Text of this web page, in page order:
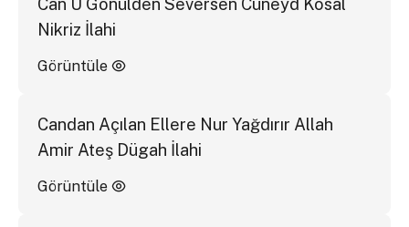
Can Ü Gönülden Seversen Cüneyd Kosal
Nikriz İlahi
Görüntüle
Candan Açılan Ellere Nur Yağdırır Allah
Amir Ateş Dügah İlahi
Görüntüle